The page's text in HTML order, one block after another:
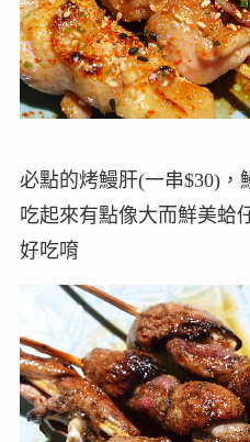
必點的烤鰻肝(一串$30)，
吃起來有點像大而鮮美蛤
好吃唷